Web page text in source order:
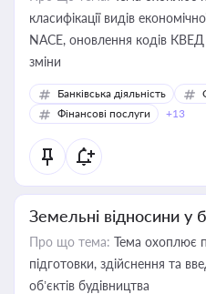
класифікації видів
NACE, оновлення кодів КВЕД
зміни
Банківська діяльність
Фінансові послуги
+13
Земельні відносини у
Про що тема: Тема охоплює
підготовки, здійснення та
об’єктів будівництва